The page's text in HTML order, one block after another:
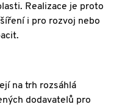
Realizace je proto
i pro rozvoj nebo
na trh rozsáhlá
dodavatelů pro